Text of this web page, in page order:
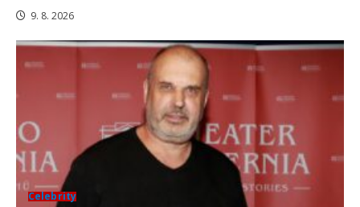
9. 8. 2026
Celebrity